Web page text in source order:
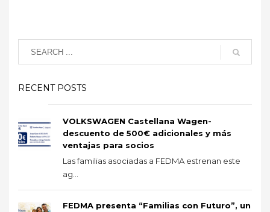
RECENT POSTS
VOLKSWAGEN Castellana Wagen-
descuento de 500€ adicionales y más
ventajas para socios
Las familias asociadas a FEDMA estrenan este
ag...
FEDMA presenta “Familias con Futuro”, un